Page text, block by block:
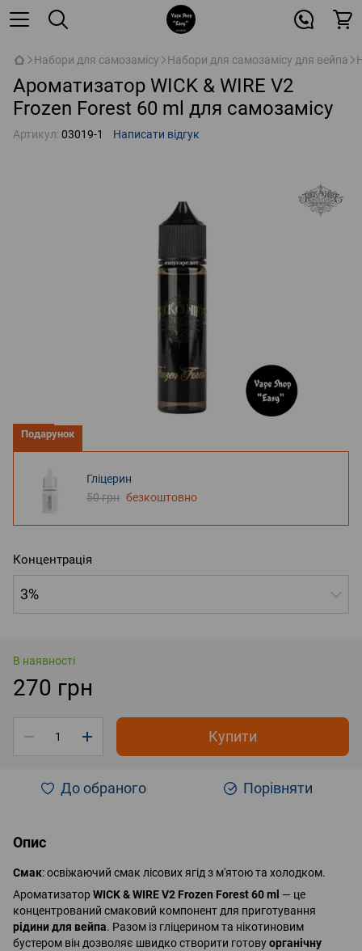
Набори для самозамісу Набори для самозамісу для вейпа
Ароматизатор WICK & WIRE V2
Frozen Forest 60 ml для самозамісу
Артикул: 03019-1 Написати відгук
Подарунок
Гліцерин
50 грн безкоштовно
Концентрація
3%
В наявності
270 грн
Купити
До обраного Порівняти
Опис
Смак: освіжаючий смак лісових ягід з м'ятою та холодком.
Ароматизатор WICK & WIRE V2 Frozen Forest 60 ml — це
концентрований смаковий компонент для приготування
рідини для вейпа. Разом із гліцерином та нікотиновим
бустером він дозволяє швидко створити готовуорганічну